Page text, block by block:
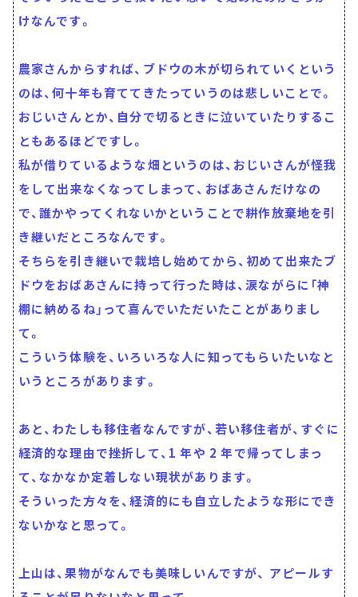
けなんです。
農家さんからすれば、ブドウの木が切られていくという
のは、何十年も育ててきたっていうのは悲しいことで。
おじいさんとか、自分で切るときに泣いていたりするこ
ともあるほどですし。
私が借りているような畑というのは、おじいさんが怪我
をして出来なくなってしまって、おばあさんだけなの
で、誰かやってくれないかということで耕作放棄地を引
き継いだところなんです。
そちらを引き継いで栽培し始めてから、初めて出来たブ
ドウをおばあさんに持って行った時は、涙ながらに「神
棚に納めるね」って喜んでいただいたことがありまし
て。
こういう体験を、いろいろな人に知ってもらいたいなと
いうところがあります。
あと、わたしも移住者なんですが、若い移住者が、すぐに
経済的な理由で挫折して、1 年や 2 年で帰ってしまっ
て、なかなか定着しない現状があります。
そういった方々を、経済的にも自立したような形にでき
ないかなと思って。
上山は、果物がなんでも美味しいんですが、 アピールす